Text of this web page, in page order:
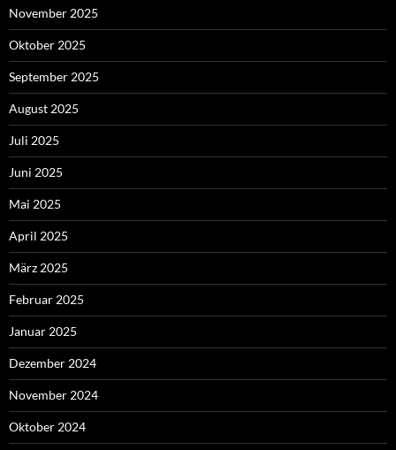
November 2025
Oktober 2025
September 2025
August 2025
Juli 2025
Juni 2025
Mai 2025
April 2025
März 2025
Februar 2025
Januar 2025
Dezember 2024
November 2024
Oktober 2024